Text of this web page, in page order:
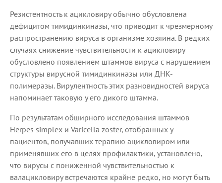
Резистентность к ацикловиру обычно обусловлена
дефицитом тимидинкиназы, что приводит к чрезмерному
распространению вируса в организме хозяина. В редких
случаях снижение чувствительности к ацикловиру
обусловлено появлением штаммов вируса с нарушением
структуры вирусной тимидинкиназы или ДНК-
полимеразы. Вирулентность этих разновидностей вируса
напоминает таковую у его дикого штамма.
По результатам обширного исследования штаммов
Herpes simplex и Varicella zoster, отобранных у
пациентов, получавших терапию ацикловиром или
применявших его в целях профилактики, установлено,
что вирусы с пониженной чувствительностью к
валацикловиру встречаются крайне редко, но могут быть